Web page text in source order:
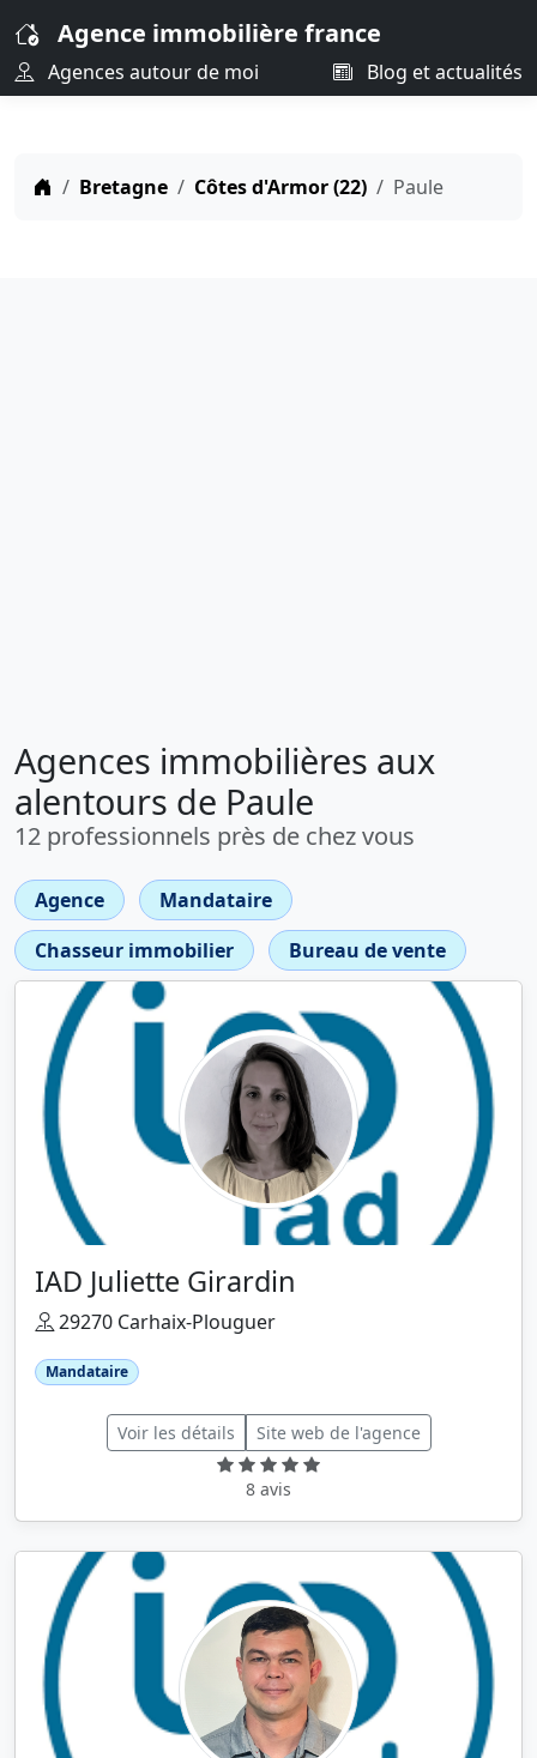
Agence immobilière france
Agences autour de moi Blog et actualités
Bretagne Côtes d'Armor (22) Paule
Agences immobilières aux
alentours de Paule
12 professionnels près de chez vous
Agence
Mandataire
Chasseur immobilier
Bureau de vente
IAD Juliette Girardin
29270 Carhaix-Plouguer
Mandataire
Voir les détails Site web de l'agence
8 avis